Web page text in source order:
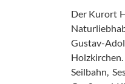
Der Kurort
Gustav-
Seilbahn,